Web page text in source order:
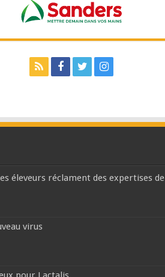
éleveurs réclament des expertises de
virus